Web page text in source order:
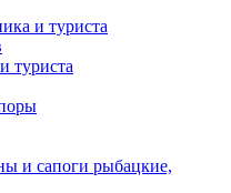
и туриста
туриста
и сапоги рыбацкие,